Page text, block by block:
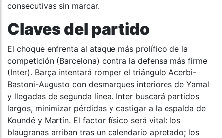
consecutivas sin marcar.
Claves del partido
El choque enfrenta al ataque más prolífico de la
competición (Barcelona) contra la defensa más firme
(Inter). Barça intentará romper el triángulo Acerbi-
Bastoni-Augusto con desmarques interiores de Yamal
y llegadas de segunda línea. Inter buscará partidos
largos, minimizar pérdidas y castigar a la espalda de
Koundé y Martín. El factor físico será vital: los
blaugranas arriban tras un calendario apretado; los